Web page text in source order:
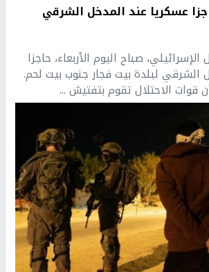
عسكريا عند المدخل الشرقي
صباح اليوم الأربعاء، حاجزا
الشرقي لبلدة بيت فجار جنوب بيت لحم.
قوات الاحتلال تقوم بتفتيش ...